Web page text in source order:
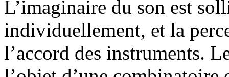
L’imaginaire du son est
individuellement, et la
l’accord des instruments.